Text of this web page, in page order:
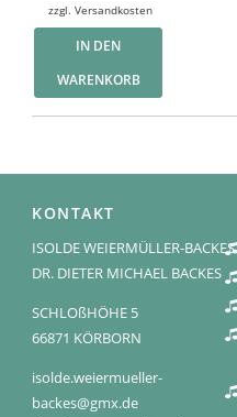
zzgl.Versandkosten
IN DEN
WARENKORB
KONTAKT
ISOLDE WEIERMÜLLER-BACKES
DR. DIETER MICHAEL BACKES
SCHLOßHÖHE 5
66871 KÖRBORN
isolde.weiermueller-
backes@gmx.de